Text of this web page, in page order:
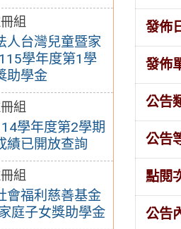
組
人台灣兒童暨家
學年度第1學
助學金
組
學年度第2學期
績已開放查詢
組
會福利慈善基金
庭子女獎助學金
發佈
發佈
公告
公告
點閱
公告